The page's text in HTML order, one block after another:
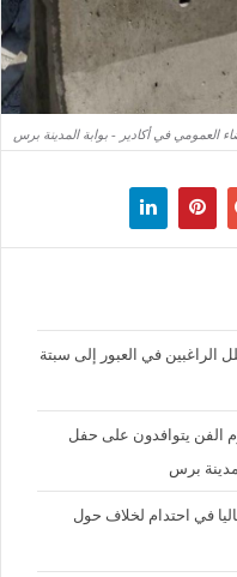
العمومي في أكادير - بوابة المدينة برس
في العبور إلى سبتة
الفن يتوافدون على حفل
برس
في احتدام لخلاف حول